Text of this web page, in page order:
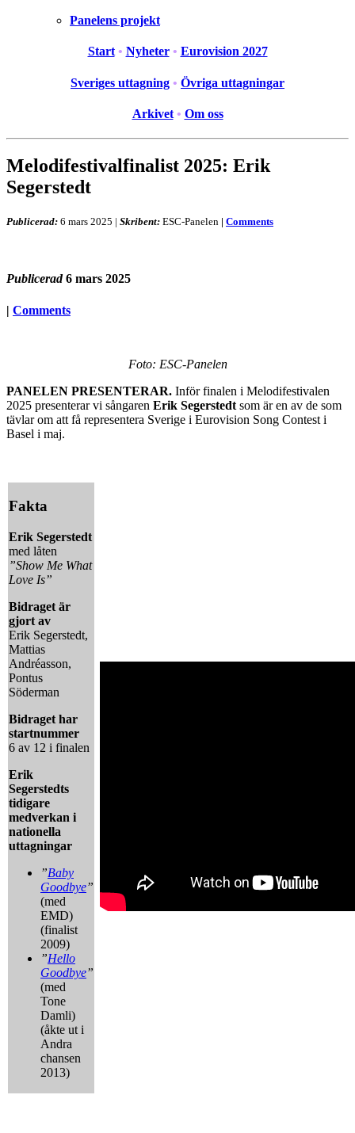
Panelens projekt
Start • Nyheter • Eurovision 2027
Sveriges uttagning • Övriga uttagningar
Arkivet • Om oss
Melodifestivalfinalist 2025: Erik
Segerstedt
Publicerad: 6 mars 2025 | Skribent: ESC-Panelen | Comments
Publicerad 6 mars 2025
| Comments
Foto: ESC-Panelen
PANELEN PRESENTERAR. Inför finalen i Melodifestivalen
2025 presenterar vi sångaren Erik Segerstedt som är en av de som
tävlar om att få representera Sverige i Eurovision Song Contest i
Basel i maj.
Fakta
Erik Segerstedt
med låten
”Show Me What
Love Is”
Bidraget är
gjort av
Erik Segerstedt,
Mattias
Andréasson,
Pontus
Söderman
Bidraget har
startnummer
6 av 12 i finalen
Erik
Segerstedts
tidigare
medverkan i
nationella
uttagningar
”Baby
Goodbye”
(med
EMD)
(finalist
2009)
”Hello
Goodbye”
(med
Tone
Damli)
(åkte ut i
Andra
chansen
2013)